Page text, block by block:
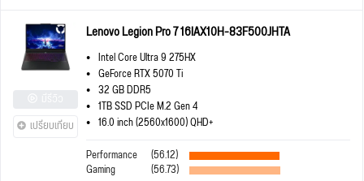
เปรียบเทียบ
Lenovo Legion Pro 7 16IAX10H-83F500JHTA
Intel Core Ultra 9 275HX
GeForce RTX 5070 Ti
32 GB DDR5
1TB SSD PCIe M.2 Gen 4
16.0 inch (2560x1600) QHD+
Performance
(56.12)
Gaming (56.73)